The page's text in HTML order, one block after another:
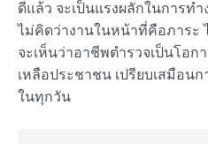
ดีแล้ว จะเป็นแรงผลักในการทำ
ไม่คิดว่างานในหน้าที่คือภาระ
จะเห็นว่าอาชีพตำรวจเป็นโอก
เหลือประชาชน เปรียบเสมือน
ในทุกวัน